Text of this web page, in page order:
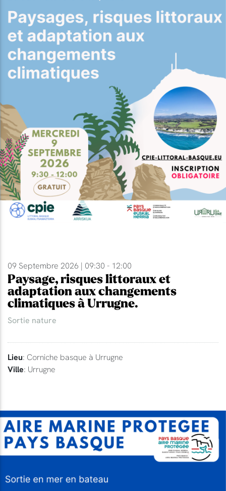
09 Septembre 2026 | 09:30 - 12:00
Paysage, risques littoraux et
adaptation aux changements
climatiques à Urrugne.
Sortie nature
Lieu: Corniche basque à Urrugne
Ville: Urrugne